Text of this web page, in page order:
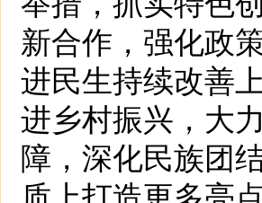
新合作，强化政
进民生持续改善
进乡村振兴，大
障，深化民族团